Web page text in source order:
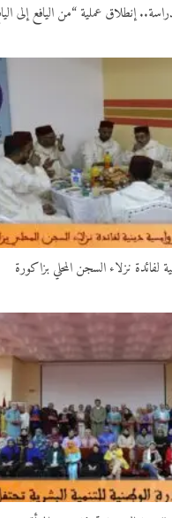
إنطلاق عملية “من اليافع إلى
نزلاء السجن المحلي بزاكورة